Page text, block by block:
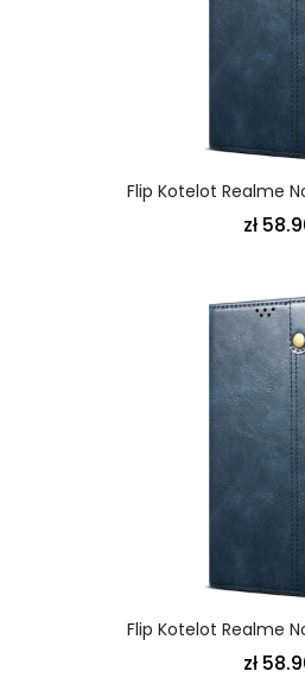
zł
zł